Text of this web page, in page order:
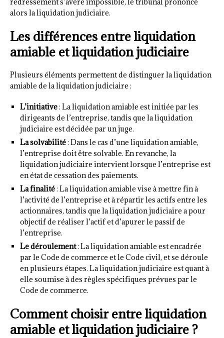
alors la liquidation judiciaire.
Les différences entre liquidation
amiable et liquidation judiciaire
Plusieurs éléments permettent de distinguer la liquidation
amiable de la liquidation judiciaire :
L’initiative: La liquidation amiable est initiée par les
dirigeants de l’entreprise, tandis que la liquidation
judiciaire est décidée par un juge.
La solvabilité: Dans le cas d’une liquidation amiable,
l’entreprise doit être solvable. En revanche, la
liquidation judiciaire intervient lorsque l’entreprise est
en état de cessation des paiements.
La finalité: La liquidation amiable vise à mettre fin à
l’activité de l’entreprise et à répartir les actifs entre les
actionnaires, tandis que la liquidation judiciaire a pour
objectif de réaliser l’actif et d’apurer le passif de
l’entreprise.
Le déroulement: La liquidation amiable est encadrée
par le Code de commerce et le Code civil, et se déroule
en plusieurs étapes. La liquidation judiciaire est quant à
elle soumise à des règles spécifiques prévues par le
Code de commerce.
Comment choisir entre liquidation
amiable et liquidation judiciaire ?